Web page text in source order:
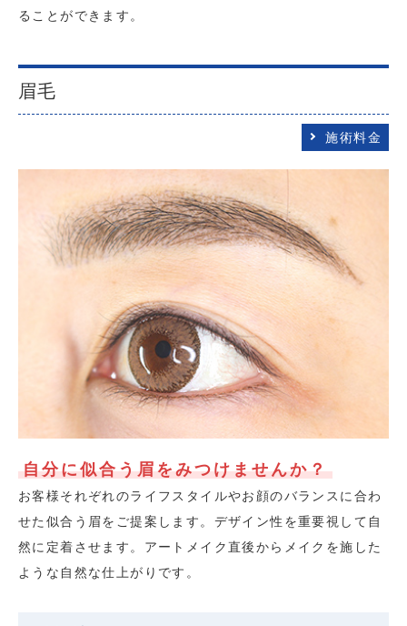
ることができます。
眉毛
施術料金
自分に似合う眉をみつけませんか？
お客様それぞれのライフスタイルやお顔のバランスに合わ
せた似合う眉をご提案します。デザイン性を重要視して自
然に定着させます。アートメイク直後からメイクを施した
ような自然な仕上がりです。